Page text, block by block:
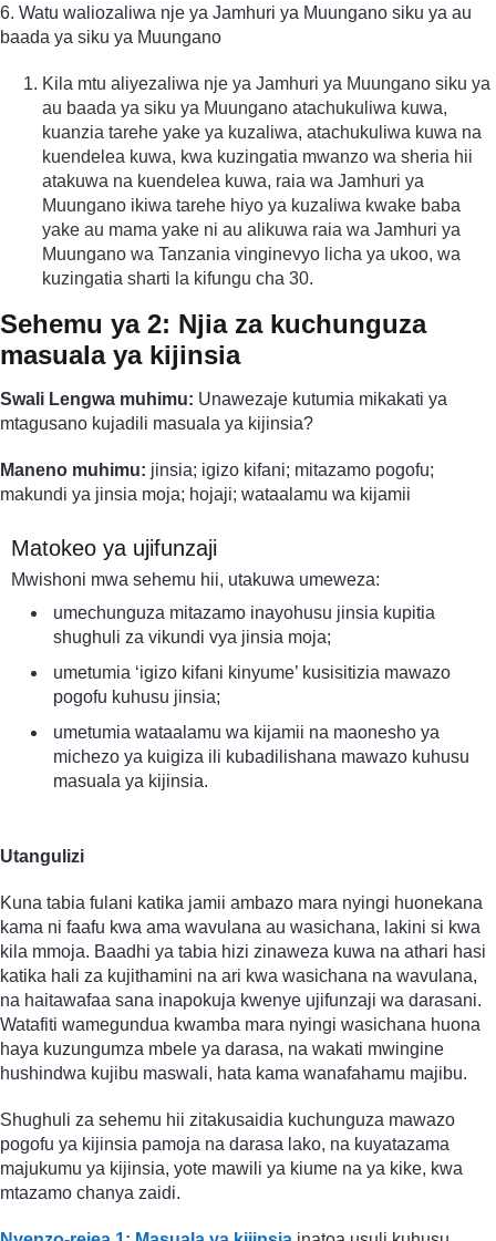
6. Watu waliozaliwa nje ya Jamhuri ya Muungano siku ya au
baada ya siku ya Muungano
Kila mtu aliyezaliwa nje ya Jamhuri ya Muungano siku ya
au baada ya siku ya Muungano atachukuliwa kuwa,
kuanzia tarehe yake ya kuzaliwa, atachukuliwa kuwa na
kuendelea kuwa, kwa kuzingatia mwanzo wa sheria hii
atakuwa na kuendelea kuwa, raia wa Jamhuri ya
Muungano ikiwa tarehe hiyo ya kuzaliwa kwake baba
yake au mama yake ni au alikuwa raia wa Jamhuri ya
Muungano wa Tanzania vinginevyo licha ya ukoo, wa
kuzingatia sharti la kifungu cha 30.
Sehemu ya 2: Njia za kuchunguza
masuala ya kijinsia
Swali Lengwa muhimu: Unawezaje kutumia mikakati ya
mtagusano kujadili masuala ya kijinsia?
Maneno muhimu: jinsia; igizo kifani; mitazamo pogofu;
makundi ya jinsia moja; hojaji; wataalamu wa kijamii
Matokeo ya ujifunzaji
Mwishoni mwa sehemu hii, utakuwa umeweza:
umechunguza mitazamo inayohusu jinsia kupitia
shughuli za vikundi vya jinsia moja;
umetumia ‘igizo kifani kinyume’ kusisitizia mawazo
pogofu kuhusu jinsia;
umetumia wataalamu wa kijamii na maonesho ya
michezo ya kuigiza ili kubadilishana mawazo kuhusu
masuala ya kijinsia.
Utangulizi
Kuna tabia fulani katika jamii ambazo mara nyingi huonekana
kama ni faafu kwa ama wavulana au wasichana, lakini si kwa
kila mmoja. Baadhi ya tabia hizi zinaweza kuwa na athari hasi
katika hali za kujithamini na ari kwa wasichana na wavulana,
na haitawafaa sana inapokuja kwenye ujifunzaji wa darasani.
Watafiti wamegundua kwamba mara nyingi wasichana huona
haya kuzungumza mbele ya darasa, na wakati mwingine
hushindwa kujibu maswali, hata kama wanafahamu majibu.
Shughuli za sehemu hii zitakusaidia kuchunguza mawazo
pogofu ya kijinsia pamoja na darasa lako, na kuyatazama
majukumu ya kijinsia, yote mawili ya kiume na ya kike, kwa
mtazamo chanya zaidi.